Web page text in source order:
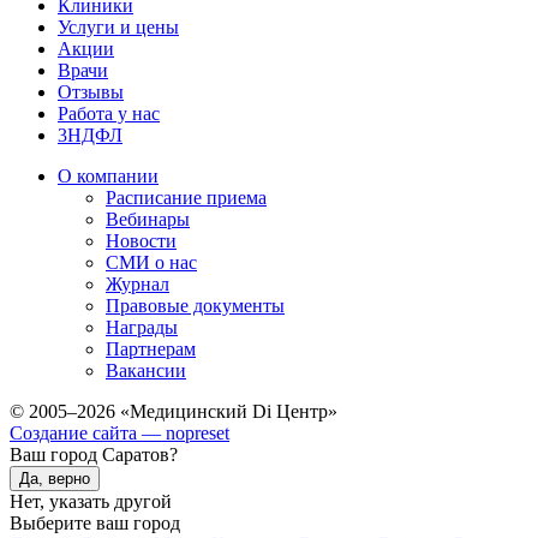
Клиники
Услуги и цены
Акции
Врачи
Отзывы
Работа у нас
3НДФЛ
О компании
Расписание приема
Вебинары
Новости
СМИ о нас
Журнал
Правовые документы
Награды
Партнерам
Вакансии
© 2005–2026 «Медицинский Di Центр»
Создание сайта — nopreset
Ваш город Саратов?
Да, верно
Нет, указать другой
Выберите ваш город